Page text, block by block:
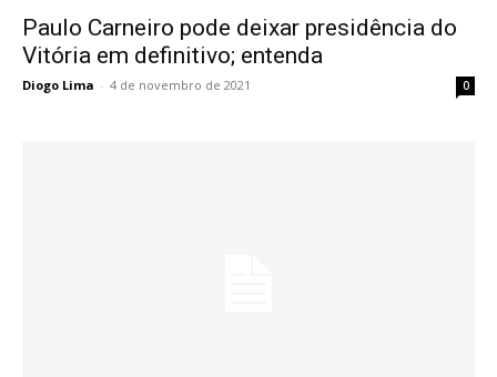
Paulo Carneiro pode deixar presidência do
Vitória em definitivo; entenda
Diogo Lima - 4 de novembro de 2021 0